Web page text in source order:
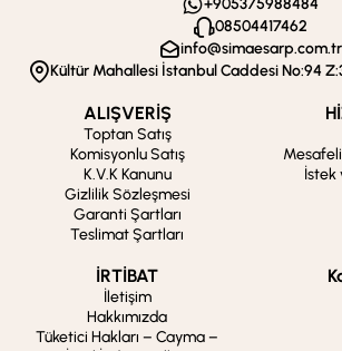
+905375988484
08504417462
info@simaesarp.com.tr
Kültür Mahallesi İstanbul Caddesi No:94
ALIŞVERİŞ
Toptan Satış
Komisyonlu Satış
K.V.K Kanunu
Gizlilik Sözleşmesi
Garanti Şartları
Teslimat Şartları
İstek
İRTİBAT
İletişim
Hakkımızda
Tüketici Hakları – Cayma –